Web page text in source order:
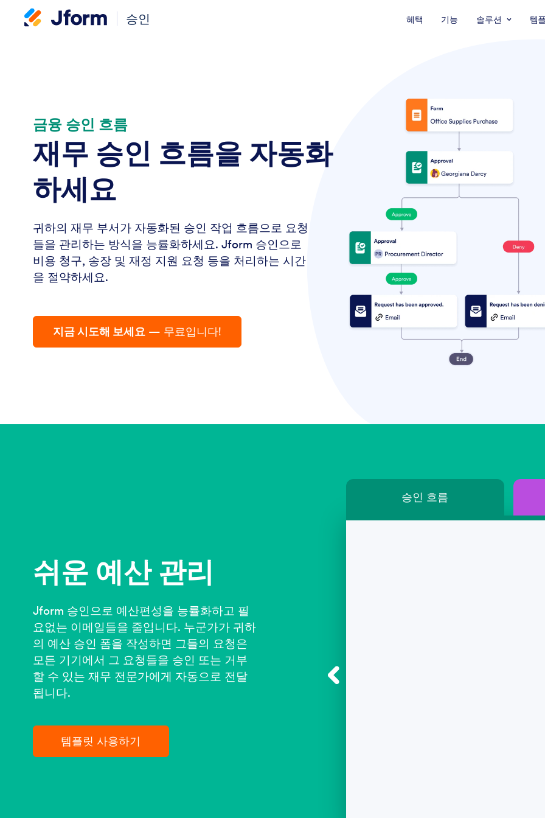
승인 혜택 기능 솔루션 템
금융 승인 흐름
재무 승인 흐름을 자동화
하세요
귀하의 재무 부서가 자동화된 승인 작업 흐름으로 요청
들을 관리하는 방식을 능률화하세요. Jform 승인으로
비용 청구, 송장 및 재정 지원 요청 등을 처리하는 시간
을 절약하세요.
지금 시도해 보세요 — 무료입니다!
승인 흐름
쉬운 예산 관리
Jform 승인으로 예산편성을 능률화하고 필
요없는 이메일들을 줄입니다. 누군가가 귀하
의 예산 승인 폼을 작성하면 그들의 요청은
모든 기기에서 그 요청들을 승인 또는 거부
할 수 있는 재무 전문가에게 자동으로 전달
됩니다.
템플릿 사용하기